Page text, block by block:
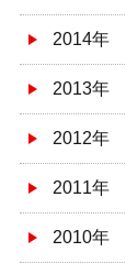
2014年
2013年
2012年
2011年
2010年